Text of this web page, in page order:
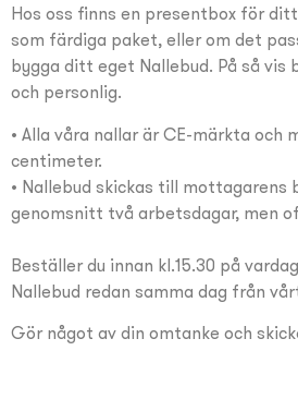
Hos oss finns en presentbox för
som färdiga paket, eller om det
bygga ditt eget Nallebud. På så vis
och personlig.
• Alla våra nallar är CE-märkta och
centimeter.
• Nallebud skickas till mottagarens
genomsnitt två arbetsdagar, men
Beställer du innan kl.15.30 på
Nallebud redan samma dag från
Gör något av din omtanke och